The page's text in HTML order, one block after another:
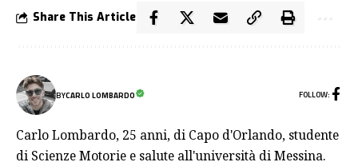
Share This Article
BYCARLO LOMBARDO FOLLOW:
Carlo Lombardo, 25 anni, di Capo d'Orlando, studente
di Scienze Motorie e salute all'università di Messina.